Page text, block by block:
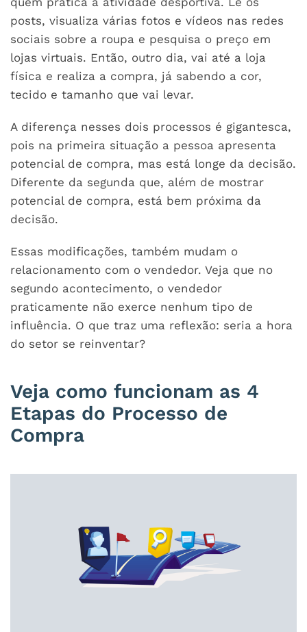
posts, visualiza várias fotos e vídeos nas redes
sociais sobre a roupa e pesquisa o preço em
lojas virtuais. Então, outro dia, vai até a loja
física e realiza a compra, já sabendo a cor,
tecido e tamanho que vai levar.
A diferença nesses dois processos é gigantesca,
pois na primeira situação a pessoa apresenta
potencial de compra, mas está longe da decisão.
Diferente da segunda que, além de mostrar
potencial de compra, está bem próxima da
decisão.
Essas modificações, também mudam o
relacionamento com o vendedor. Veja que no
segundo acontecimento, o vendedor
praticamente não exerce nenhum tipo de
influência. O que traz uma reflexão: seria a hora
do setor se reinventar?
Veja como funcionam as 4
Etapas do Processo de
Compra